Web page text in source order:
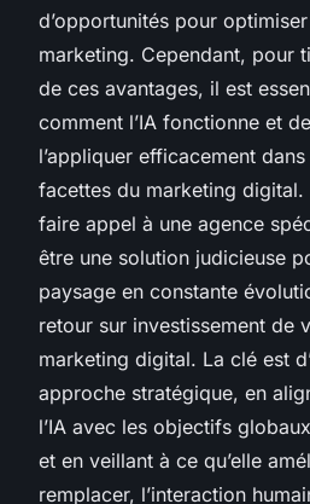
d’opportunités pour
marketing. Cependant, pour
de ces avantages, il est
comment l’IA fonctionne et
l’appliquer efficacement
facettes du marketing digital.
faire appel à une agence
être une solution judicieuse
paysage en constante
retour sur investissement de
marketing digital. La clé est
approche stratégique, en
l’IA avec les objectifs
et en veillant à ce qu’elle
remplacer, l’interaction